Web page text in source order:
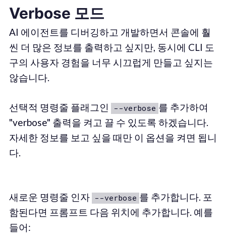
Verbose 모드
AI 에이전트를 디버깅하고 개발하면서 콘솔에 훨
씬 더 많은 정보를 출력하고 싶지만, 동시에 CLI 도
구의 사용자 경험을 너무 시끄럽게 만들고 싶지는
않습니다.
선택적 명령줄 플래그인 --verbose 를 추가하여
"verbose" 출력을 켜고 끌 수 있도록 하겠습니다.
자세한 정보를 보고 싶을 때만 이 옵션을 켜면 됩니
다.
새로운 명령줄 인자 --verbose 를 추가합니다. 포
함된다면 프롬프트 다음 위치에 추가합니다. 예를
들어: